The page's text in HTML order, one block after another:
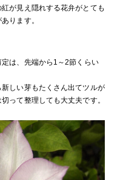
が見え隠れする花弁がとても
ります。
は、先端から1～2節くらい
しい芽もたくさん出てツルが
って整理しても大丈夫です。